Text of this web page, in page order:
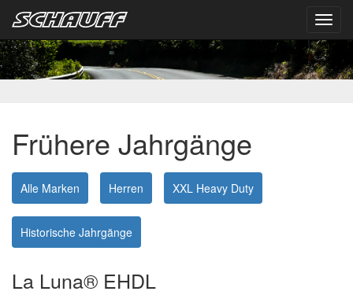
Frühere Jahrgänge
Alle Marken Herren XXL Heavy Duty
Historische Jahrgänge
La Luna® EHDL